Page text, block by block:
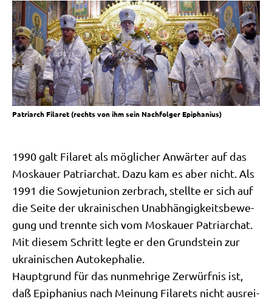
Patri­arch Fila­ret (rechts von ihm sein Nach­fol­ger Epiphanius)
1990 galt Fila­ret als mög­li­cher Anwär­ter auf das
Mos­kau­er Patri­ar­chat. Dazu kam es aber nicht. Als
1991 die Sowjet­uni­on zer­brach, stell­te er sich auf
die Sei­te der ukrai­ni­schen Unab­hän­gig­keits­be­we­
gung und trenn­te sich vom Mos­kau­er Patri­ar­chat.
Mit die­sem Schritt leg­te er den Grund­stein zur
ukrai­ni­schen Auto­ke­pha­lie.
Haupt­grund für das nun­meh­ri­ge Zer­würf­nis ist,
daß Epi­pha­ni­us nach Mei­nung Fila­rets nicht aus­rei­